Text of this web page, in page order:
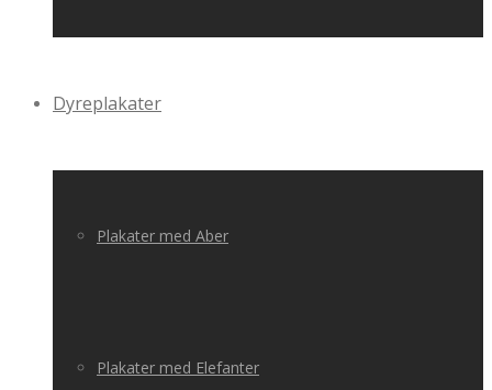
Dyreplakater
Plakater med Aber
Plakater med Elefanter